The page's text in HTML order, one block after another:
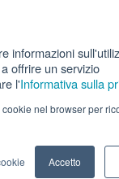
informazioni
offrire un servizio
l'Informativa sulla
nel browser per
Accetto